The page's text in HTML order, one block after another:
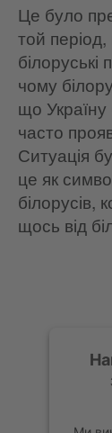
Це було
той період,
білоруські
чому
що Україну
часто
Ситуація
це як
білорусів,
щось від